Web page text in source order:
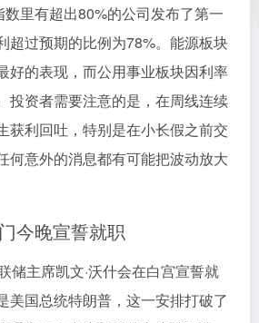
里有超出80%的公司发布了第一
超过预期的比例为78%。能源板块
好的表现，而公用事业板块因利率
投资者需要注意的是，在周线连续
获利回吐，特别是在小长假之前交
何意外的消息都有可能把波动放大
今晚宣誓就职
储主席凯文·沃什会在白宫宣誓就
美国总统特朗普，这一安排打破了